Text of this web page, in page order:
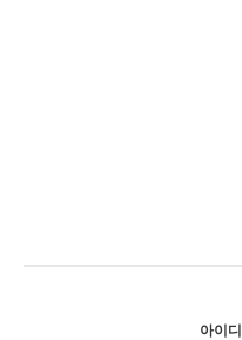
아이디